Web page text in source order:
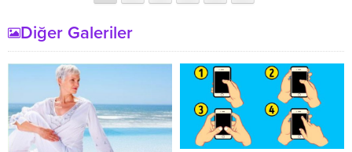
Diğer Galeriler